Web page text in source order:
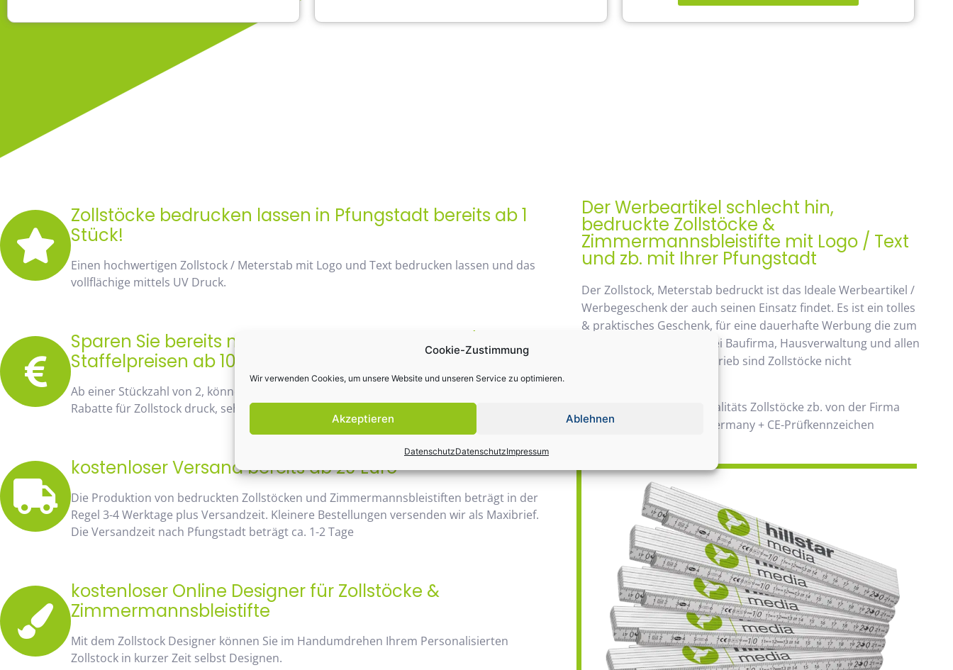
Cookie-Zustimmung
Wir verwenden Cookies, um unsere Website und unseren Service zu optimieren.
Akzeptieren Ablehnen
DatenschutzDatenschutzImpressum
Zollstöcke bedrucken lassen in Pfungstadt bereits ab 1
Stück!
Einen hochwertigen Zollstock / Meterstab mit Logo und Text bedrucken lassen und das
vollflächige mittels UV Druck.
Sparen Sie bereits mit unserem Mengenrabatt /
Staffelpreisen ab 10 Stück fast 48%
Ab einer Stückzahl von 2, können Sie bereits von unserem Mengenrabatt profitieren. Die
Rabatte für Zollstock druck, sehen Sie sofort anhand der Staffelpreise.
kostenloser Versand bereits ab 20 Euro
Die Produktion von bedruckten Zollstöcken und Zimmermannsbleistiften beträgt in der
Regel 3-4 Werktage plus Versandzeit. Kleinere Bestellungen versenden wir als Maxibrief.
Die Versandzeit nach Pfungstadt beträgt ca. 1-2 Tage
kostenloser Online Designer für Zollstöcke &
Zimmermannsbleistifte
Mit dem Zollstock Designer können Sie im Handumdrehen Ihrem Personalisierten
Zollstock in kurzer Zeit selbst Designen.
Der Werbeartikel schlecht hin,
bedruckte Zollstöcke &
Zimmermannsbleistifte mit Logo / Text
und zb. mit Ihrer Pfungstadt
Der Zollstock, Meterstab bedruckt ist das Ideale Werbeartikel /
Werbegeschenk der auch seinen Einsatz findet. Es ist ein tolles
& praktisches Geschenk, für eine dauerhafte Werbung die zum
Einsatz kommt. Beliebt bei Baufirma, Hausverwaltung und allen
möglichen Handwerksbetrieb sind Zollstöcke nicht
Daher wir verwenden Qualitäts Zollstöcke zb. von der Firma
Bauma / 100% Made in Germany + CE-Prüfkennzeichen